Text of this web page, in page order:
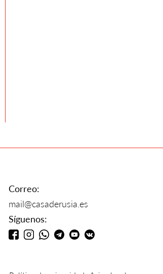
Correo:
mail@casaderusia.es
Síguenos: